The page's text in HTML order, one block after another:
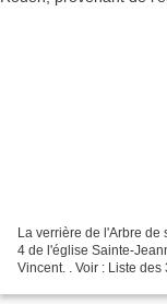
La verrière de l'Arbre de
4 de l'église Sainte-
Vincent. . Voir : Liste